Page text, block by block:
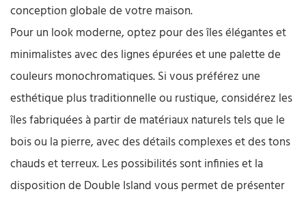
conception globale de votre maison.
Pour un look moderne, optez pour des îles élégantes et
minimalistes avec des lignes épurées et une palette de
couleurs monochromatiques. Si vous préférez une
esthétique plus traditionnelle ou rustique, considérez les
îles fabriquées à partir de matériaux naturels tels que le
bois ou la pierre, avec des détails complexes et des tons
chauds et terreux. Les possibilités sont infinies et la
disposition de Double Island vous permet de présenter